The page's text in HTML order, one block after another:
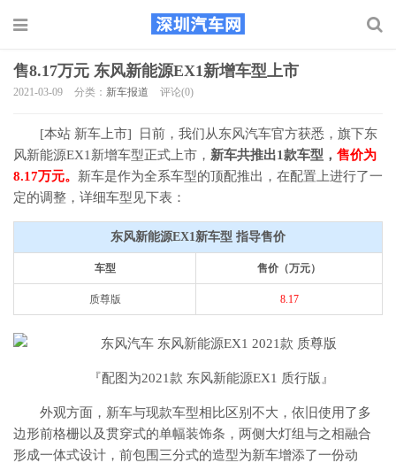
售8.17万元 东风新能源EX1新增车型上市
2021-03-09 分类： 新车报道 评论(0)
[本站 新车上市] 日前，我们从东风汽车官方获悉，旗下东
风新能源EX1新增车型正式上市， 新车共推出1款车型， 售价为
8.17万元。 新车是作为全系车型的顶配推出，在配置上进行了一
定的调整，详细车型见下表：
东风新能源EX1新车型 指导售价
车型 售价（万元）
质尊版 8.17
『配图为2021款 东风新能源EX1 质行版』
外观方面，新车与现款车型相比区别不大，依旧使用了多
边形前格栅以及贯穿式的单幅装饰条，两侧大灯组与之相融合
形成一体式设计，前包围三分式的造型为新车增添了一份动